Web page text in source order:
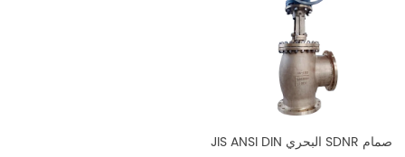
صمام SDNR البحري JIS ANSI DIN